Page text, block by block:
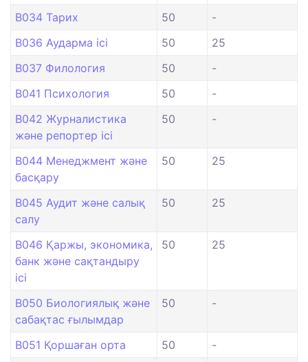
B034 Тарих 50
-
B036 Аударма ісі
50
25
B037 Филология
50
-
B041 Психология
50
-
B042 Журналистика
және репортер ісі
50 -
B044 Менеджмент және
басқару
50 25
B045 Аудит және салық
салу
50 25
B046 Қаржы, экономика,
банк және сақтандыру
ісі
50 25
B050 Биологиялық және
сабақтас ғылымдар
50 -
B051 Қоршаған орта 50
-